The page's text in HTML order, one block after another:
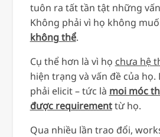
tuôn ra tất tần tật những
Không phải vì họ không
không thể.
Cụ thể hơn là vì họ chưa hệ
hiện trạng và vấn đề của họ.
phải elicit – tức là moi móc
được requirementtừ họ.
Qua nhiều lần trao đổi,